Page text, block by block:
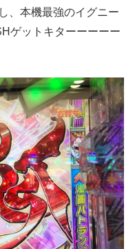
、本機最強のイグニー
ゲットキターーーーー